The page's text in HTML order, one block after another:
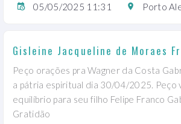
05/05/2025 11:31 Porto
Gisleine Jacqueline de Moraes
Peço orações pra Wagner da Costa
a pátria espiritual dia 30/04/2025. Peço
equilíbrio para seu filho Felipe Franco
Gratidão